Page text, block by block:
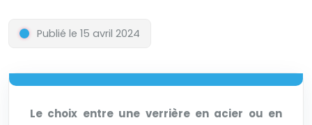
Publié le 15 avril 2024
Le choix entre une verrière en acier ou en